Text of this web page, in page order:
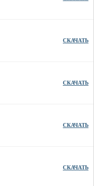
СКАЧАТЬ
СКАЧАТЬ
СКАЧАТЬ
СКАЧАТЬ